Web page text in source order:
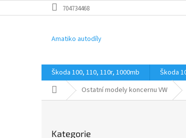
na
704734468
Amatiko autodíly
Škoda 100, 110, 110r, 1000mb Škoda
Domů Ostatní modely koncernu VW
kategorie
Kategorie